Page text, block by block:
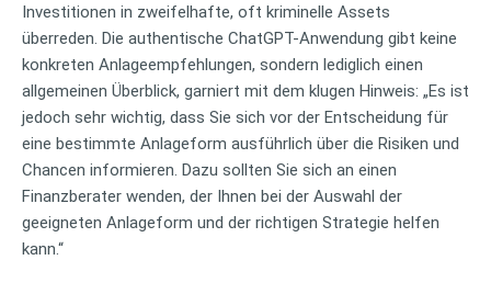
Investitionen in zweifelhafte, oft kriminelle Assets
überreden. Die authentische ChatGPT-Anwendung gibt keine
konkreten Anlageempfehlungen, sondern lediglich einen
allgemeinen Überblick, garniert mit dem klugen Hinweis: „Es ist
jedoch sehr wichtig, dass Sie sich vor der Entscheidung für
eine bestimmte Anlageform ausführlich über die Risiken und
Chancen informieren. Dazu sollten Sie sich an einen
Finanzberater wenden, der Ihnen bei der Auswahl der
geeigneten Anlageform und der richtigen Strategie helfen
kann.“